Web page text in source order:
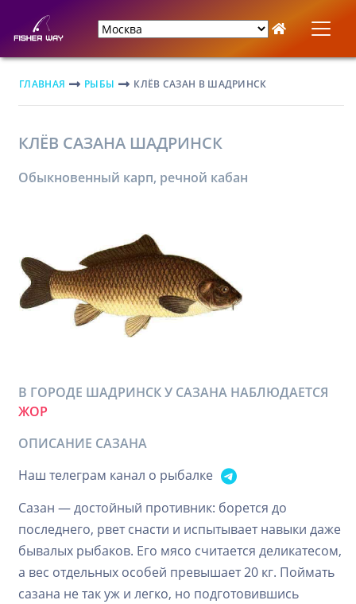
ГЛАВНАЯ РЫБЫ КЛЁВ САЗАН В ШАДРИНСК
КЛЁВ САЗАНА ШАДРИНСК
Обыкновенный карп, речной кабан
В ГОРОДЕ ШАДРИНСК У САЗАНА НАБЛЮДАЕТСЯ
ЖОР
ОПИСАНИЕ САЗАНА
Наш телеграм канал о рыбалке
Сазан — достойный противник: борется до
последнего, рвет снасти и испытывает навыки даже
бывалых рыбаков. Его мясо считается деликатесом,
а вес отдельных особей превышает 20 кг. Поймать
сазана не так уж и легко, но подготовившись